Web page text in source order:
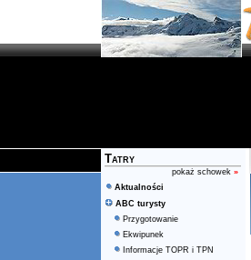
Tatry
pokaż schowek »
Aktualności
ABC turysty
Przygotowanie
Ekwipunek
Informacje TOPR i TPN